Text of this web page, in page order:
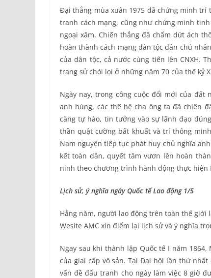
Đại thắng mùa xuân 1975 đã chứng minh trí
tranh cách mạng, cũng như chứng minh
ngoại xâm. Chiến thắng đã chấm dứt ách
hoàn thành cách mạng dân tộc dân chủ
của dân tộc, cả nước cùng tiến lên CNXH.
trang sử chói lọi ở những năm 70 của thế kỷ
Ngày nay, trong công cuộc đổi mới của
anh hùng, các thế hệ cha ông ta đã chiến
càng tự hào, tin tưởng vào sự lãnh đạo
thần quật cường bất khuất và trí thông
Nam nguyện tiếp tục phát huy chủ nghĩa
kết toàn dân, quyết tâm vươn lên hoàn
ninh theo chương trình hành động thực
Lịch sử, ý nghĩa ngày Quốc tế Lao động 1/5
Hằng năm, người lao động trên toàn thế giới
Wesite AMC xin điểm lại lịch sử và ý nghĩa
Ngay sau khi thành lập Quốc tế I năm
của giai cấp vô sản. Tại Đại hội lần thứ nhất
vấn đề đấu tranh cho ngày làm việc 8 giờ